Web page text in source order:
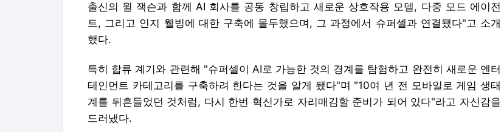
출신의 윌 잭슨과 함께 AI 회사를 공동 창립하고 새로운 상호작용 모델, 다중 모드 에이전
트, 그리고 인지 웰빙에 대한 구축에 몰두했으며, 그 과정에서 슈퍼셀과 연결됐다"고 소개
했다.
특히 합류 계기와 관련해 "슈퍼셀이 AI로 가능한 것의 경계를 탐험하고 완전히 새로운 엔터
테인먼트 카테고리를 구축하려 한다는 것을 알게 됐다"며 "10여 년 전 모바일로 게임 생태
계를 뒤흔들었던 것처럼, 다시 한번 혁신가로 자리매김할 준비가 되어 있다"라고 자신감을
드러냈다.